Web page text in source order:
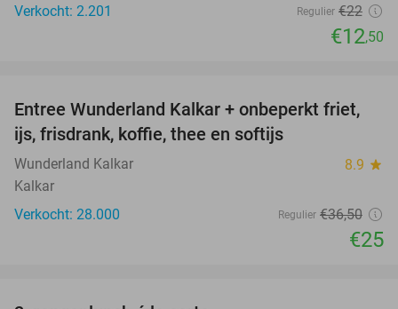
Verkocht: 2.201
Regulier €22
€12,50
32%
Entree Wunderland Kalkar + onbeperkt friet,
ijs, frisdrank, koffie, thee en softijs
Wunderland Kalkar 8.9 star
Kalkar
Verkocht: 28.000
Regulier €36,50
€25